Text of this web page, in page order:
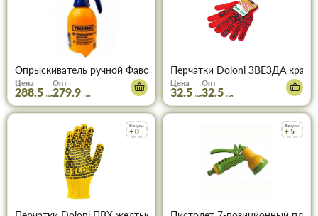
Опрыскиватель ручной Фаворит 2л 72-248
Цена
288.5 грн
Опт
279.9 грн
Перчатки Doloni ЗВЕЗДА
Цена
32.5 грн
Опт
32.5 грн
Бонусы
+ 0
Бонусы
+ 5